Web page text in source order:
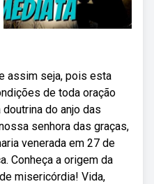
assim seja, pois esta
de toda oração
do anjo das
senhora das graças,
venerada em 27 de
Conheça a origem da
misericórdia! Vida,